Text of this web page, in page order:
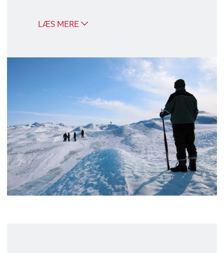
beskrevet i dagsprogrammet.
Tur til Russell Gletsjer (4 timer)
Vi anbefaler, at du bestiller pakken
samtidig med din rejsebestilling, for
bestiller du senere, risikerer du, at
udflugtspakken er udsolgt.
LÆS MERE